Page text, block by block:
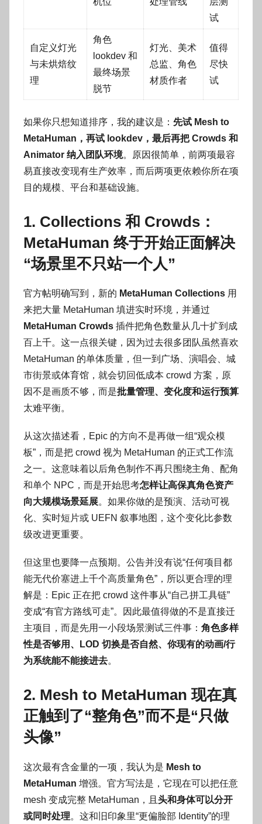
试
自定义灯光
与未烘焙纹
理
角色
lookdev 和
最终场景
脱节
灯光、美术
总监、角色
材质作者
值得
尽快
试
如果你只想知道排序，我的建议是： 先试 Mesh to
MetaHuman，再试 lookdev，最后再把 Crowds 和
Animator 纳入团队环境。原因很简单，前两项最容
易直接改变现有生产效率，而后两项更依赖你所在项
目的规模、平台和基础设施。
1. Collections 和 Crowds：
MetaHuman 终于开始正面解决
“场景里不只站一个人”
官方帖明确写到，新的 MetaHuman Collections 用
来把大量 MetaHuman 填进实时环境，并通过
MetaHuman Crowds 插件把角色数量从几十扩到成
百上千。这一点很关键，因为过去很多团队虽然喜欢
MetaHuman 的单体质量，但一到广场、演唱会、城
市街景或体育馆，就会切回低成本 crowd 方案，原
因不是画质不够，而是批量管理、变化度和运行预算
太难平衡。
从这次描述看，Epic 的方向不是再做一组“观众模
板”，而是把 crowd 视为 MetaHuman 的正式工作流
之一。这意味着以后角色制作不再只围绕主角、配角
和单个 NPC，而是开始思考怎样让高保真角色资产
向大规模场景延展。如果你做的是预演、活动可视
化、实时短片或 UEFN 叙事地图，这个变化比参数
级改进更重要。
但这里也要降一点预期。公告并没有说“任何项目都
能无代价塞进上千个高质量角色”，所以更合理的理
解是：Epic 正在把 crowd 这件事从“自己拼工具链”
变成“有官方路线可走”。因此最值得做的不是直接迁
主项目，而是先用一小段场景测试三件事： 角色多样
性是否够用、LOD 切换是否自然、你现有的动画/行
为系统能不能接进去。
2. Mesh to MetaHuman 现在真
正触到了“整角色”而不是“只做
头像”
这次最有含金量的一项，我认为是 Mesh to
MetaHuman 增强。官方写法是，它现在可以把任意
mesh 变成完整 MetaHuman，且 头和身体可以分开
或同时处理。这和旧印象里“更偏脸部 Identity”的理